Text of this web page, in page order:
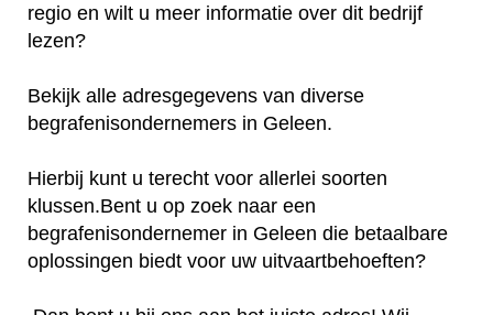
regio en wilt u meer informatie over dit bedrijf
lezen?
Bekijk alle adresgegevens van diverse
begrafenisondernemers in Geleen.
Hierbij kunt u terecht voor allerlei soorten
klussen.Bent u op zoek naar een
begrafenisondernemer in Geleen die betaalbare
oplossingen biedt voor uw uitvaartbehoeften?